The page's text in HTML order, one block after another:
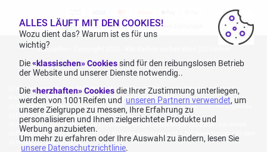
100 % sicherer Einkauf und sichere Zahlungen
1001reifen - Copyright 2026 - Alle Rechte vorbehalten 1001reifen
Kostenlose Lieferung: für jeden Einkauf mit einem Betrag von 70€ oder mehr (inkl.
MwSt.) (unter 70€ betragen die Versandkosten 7,90€ inkl. MwSt.).
Katalogpreise des Herstellers sind nicht rabattierbar. Dies spiegelt nicht die allgemein
auf dieser Webseite angegebenen Preise wider.
Aggregierte Bewertungen von Echte Bewertungen, erhoben am 23.02.2026, basierend
auf 939 Bewertungen in den letzten 12 Monaten und insgesamt 1.082 Bewertungen seit dem
15.06.2022 für Deutschland.
ALLES LÄUFT MIT DEN COOKIES!
Wozu dient das? Warum ist es für uns
wichtig?
Die«klassischen» Cookiessind für den reibungslosen Betrieb
der Website und unserer Dienste notwendig..
Die«herzhaften» Cookies die Ihrer Zustimmung unterliegen,
werden von 1001Reifen und unseren Partnern verwendet, um
unsere Zielgruppe zu messen, Ihre Erfahrung zu
personalisieren und Ihnen zielgerichtete Produkte und
Werbung anzubieten.
Um mehr zu erfahren oder Ihre Auswahl zu ändern, lesen Sie
unsere Datenschutzrichtlinie.